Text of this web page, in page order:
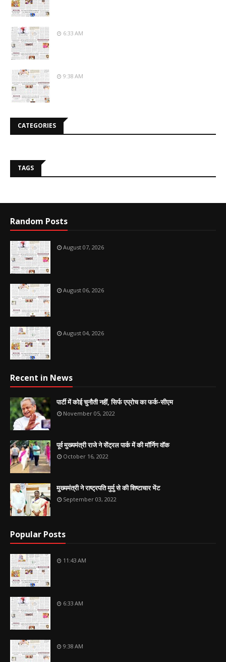
6:33 AM
9:38 AM
CATEGORIES
TAGS
Random Posts
August 07, 2026
August 06, 2026
August 04, 2026
Recent in News
पार्टी में कोई चुनौती नहीं, सिर्फ एप्रोच का फर्क-सीएम
November 05, 2022
पूर्व मुख्यमंत्री राजे ने सेंट्रल पार्क में की मॉर्निग वॉक
October 16, 2022
मुख्यमंत्री ने राष्ट्रपति मुर्मु से की शिष्टाचार भेंट
September 03, 2022
Popular Posts
11:43 AM
6:33 AM
9:38 AM